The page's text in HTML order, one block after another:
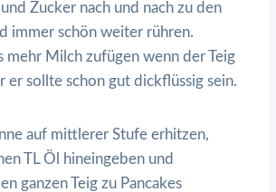
Zucker nach und nach zu den
immer schön weiter rühren.
mehr Milch zufügen wenn der Teig
er sollte schon gut dickflüssig sein.
auf mittlerer Stufe erhitzen,
TL Öl hineingeben und
ganzen Teig zu Pancakes